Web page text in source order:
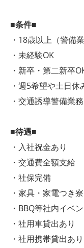
■条件■
・18歳以上（警備
・未経験OK
・新卒・第二新卒
・週5希望や土日休
・交通誘導警備業
■待遇■
・入社祝金あり
・交通費全額支給
・社保完備
・家具・家電つき
・BBQ等社内イベ
・社用車貸出あり
・社用携帯貸出あり